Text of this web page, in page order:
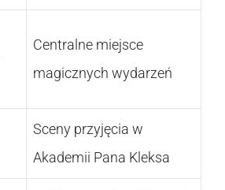
Centralne miejsce
magicznych wydarzeń
Sceny przyjęcia w
Akademii Pana Kleksa